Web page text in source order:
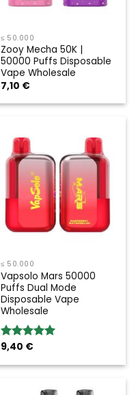
≤ 50.000
Zooy Mecha 50K |
50000 Puffs Disposable
Vape Wholesale
7,10 €
≤ 50.000
Vapsolo Mars 50000
Puffs Dual Mode
Disposable Vape
Wholesale
Bewertung:
9,40 €